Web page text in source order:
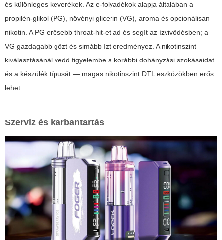
és különleges keverékek. Az e-folyadékok alapja általában a
propilén-glikol (PG), növényi glicerin (VG), aroma és opcionálisan
nikotin. A PG erősebb throat-hit-et ad és segít az ízvivődésben; a
VG gazdagabb gőzt és simább ízt eredményez. A nikotinszint
kiválasztásánál vedd figyelembe a korábbi dohányzási szokásaidat
és a készülék típusát — magas nikotinszint DTL eszközökben erős
lehet.
Szerviz és karbantartás